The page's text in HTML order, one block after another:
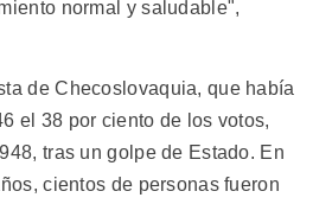
normal y saludable",
de Checoslovaquia, que había
el 38 por ciento de los votos,
tras un golpe de Estado. En
cientos de personas fueron